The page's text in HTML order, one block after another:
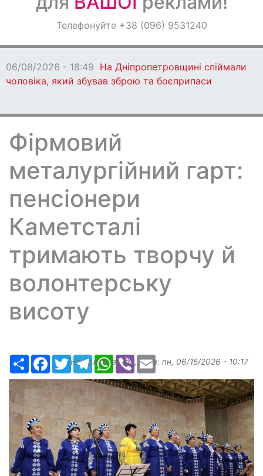
ОголошенняТелефонуйте +38 (096) 9531240
На Дніпропетровщині спіймали
збував зброю та боєприпаси
Фірмовий
металургійний гарт:
пенсіонери
Каметсталі
тримають творчу й
волонтерську
висоту
РесурсFacebook
TwitterTelegramWhatsApp
ViberEmail
Надіслав:elena , дата: пн, 06/15/2026 - 10:17